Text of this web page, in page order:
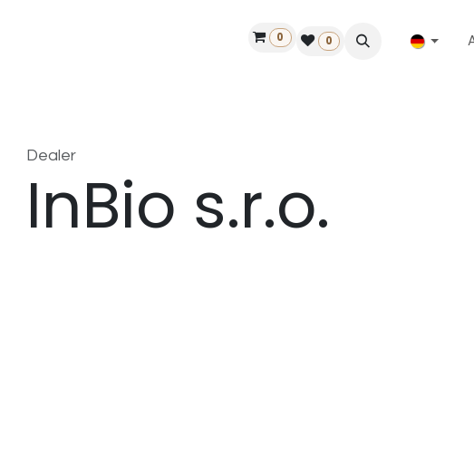
Finde einen Händler
0 0
Dealer
InBio s.r.o.